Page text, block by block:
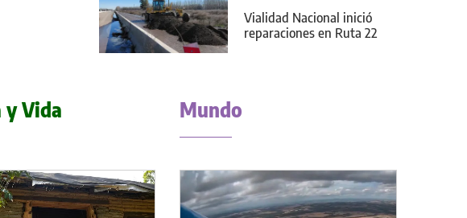
Vialidad Nacional inició
reparaciones en Ruta 22
y Vida Mundo